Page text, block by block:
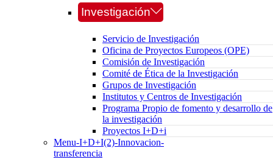
Investigación
Servicio de Investigación
Oficina de Proyectos Europeos (OPE)
Comisión de Investigación
Comité de Ética de la Investigación
Grupos de Investigación
Institutos y Centros de Investigación
Programa Propio de fomento y desarrollo de
la investigación
Proyectos I+D+i
Menu-I+D+I(2)-Innovacion-
transferencia